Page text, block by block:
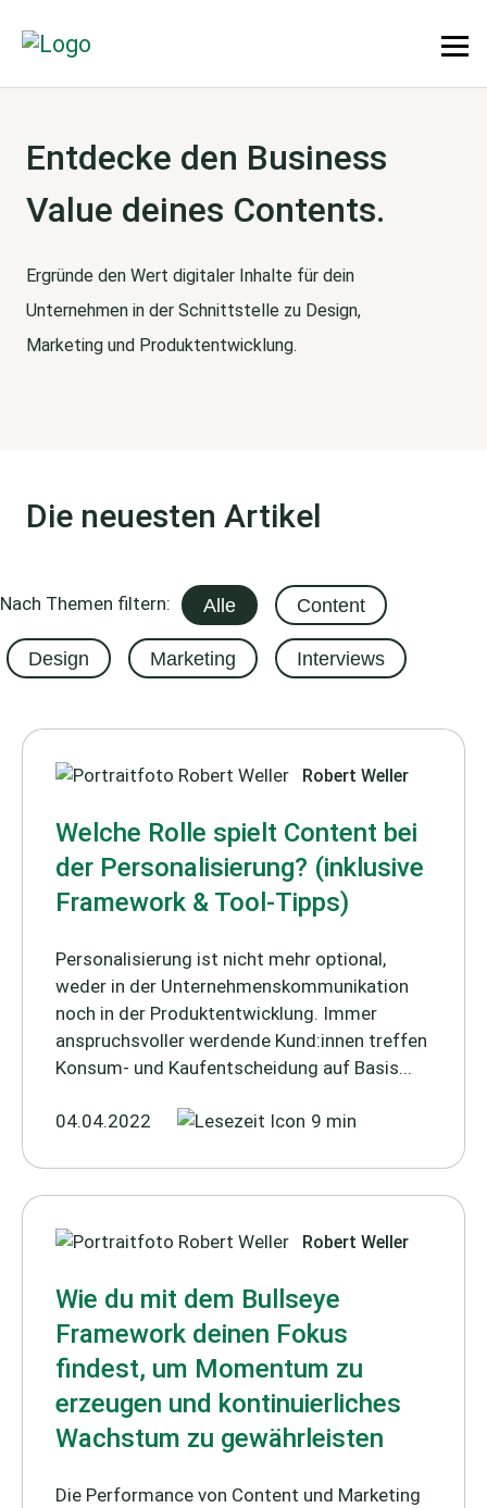
Entdecke den Business
Value deines Contents.
Ergründe den Wert digitaler Inhalte für dein
Unternehmen in der Schnittstelle zu Design,
Marketing und Produktentwicklung.
Die neuesten Artikel
Nach Themen filtern: Alle Content
Design Marketing Interviews
Robert Weller
Welche Rolle spielt Content bei
der Personalisierung? (inklusive
Framework & Tool-Tipps)
Personalisierung ist nicht mehr optional,
weder in der Unternehmenskommunikation
noch in der Produktentwicklung. Immer
anspruchsvoller werdende Kund:innen treffen
Konsum- und Kaufentscheidung auf Basis...
04.04.2022 9 min
Robert Weller
Wie du mit dem Bullseye
Framework deinen Fokus
findest, um Momentum zu
erzeugen und kontinuierliches
Wachstum zu gewährleisten
Die Performance von Content und Marketing